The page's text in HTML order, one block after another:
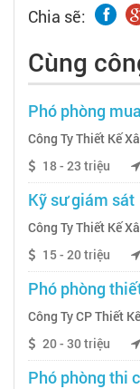
Chia sẽ:
Cùng
Phó phòng
Công Ty Thiết Kế
18 - 23 triệu
Kỹ sư giám sát
Công Ty Thiết Kế
15 - 20 triệu
Phó phòng
Công Ty CP Thiết
20 - 30 triệu
Phó phòng thi